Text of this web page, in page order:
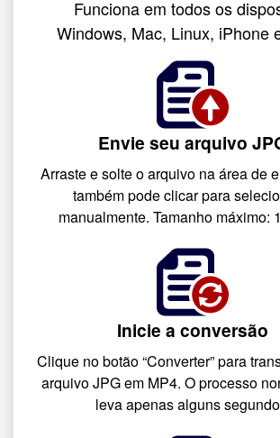
Funciona em todos os
Windows, Mac, Linux, iPhone
Envie seu arquivo
Arraste e solte o arquivo na área de
também pode clicar para
manualmente. Tamanho máximo:
Inicie a conversão
Clique no botão “Converter” para
arquivo JPG em MP4. O processo
leva apenas alguns